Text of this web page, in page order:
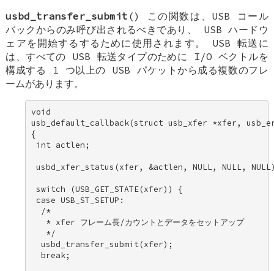
usbd_transfer_submit () この関数は、USB コール
バックからのみ呼び出されるべきであり、 USB ハードウ
ェアを開始するするために使用されます。 USB 転送に
は、すべての USB 転送タイプのために I/O ベクトルを
構成する 1 つ以上の USB パケットから成る複数のフレ
ームがあります。
void
usb_default_callback(struct usb_xfer *xfer,
{
int actlen;
usbd_xfer_status(xfer, &actlen, NULL, NULL,
switch (USB_GET_STATE(xfer)) {
case USB_ST_SETUP:
  /*
   * xfer フレーム長/カウントとデータをセットアップ
   */
  usbd_transfer_submit(xfer);
  break;